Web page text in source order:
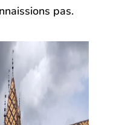
pas.